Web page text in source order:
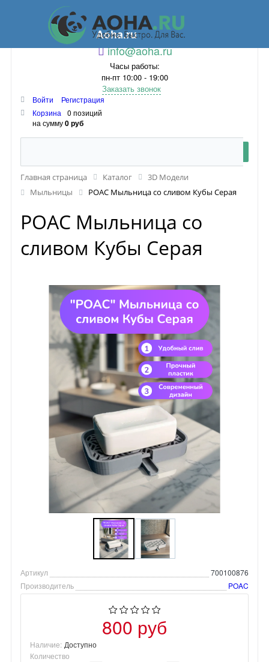
Aoha.ru
info@aoha.ru
Часы работы:
пн-пт 10:00 - 19:00
Заказать звонок
Войти
Регистрация
Корзина
0 позиций
на сумму0 руб
Главная страница Каталог
3D Модели
Мыльницы
POAC Мыльница со сливом Кубы Серая
POAC Мыльница со
сливом Кубы Серая
Артикул
700100876
Производитель
POAC
800 руб
Наличие: Доступно
Количество